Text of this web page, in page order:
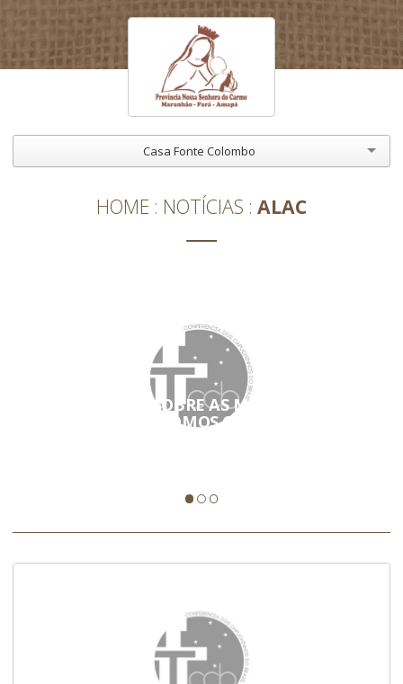
Casa Fonte Colombo
HOME NOTÍCIAS ALAC
CAPUCHINHOS SOBRE AS MISSÕES: 'SE NÃO
AMARMOS NÃO SOMOS CRISTÃOS'